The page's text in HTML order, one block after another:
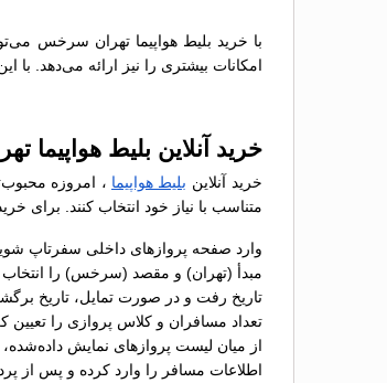
با خرید بلیط هواپیما تهران سرخس
امکانات بیشتری را نیز ارائه می‌دهد.
خرید آنلاین بلیط
خرید آنلاین بلیط هواپیما ، امروزه
متناسب با نیاز خود انتخاب کنند. برای
وارد صفحه پروازهای داخلی سفرتاپ
مبدأ (تهران) و مقصد (سرخس) را انتخاب
تاریخ رفت و در صورت تمایل، تاریخ
تعداد مسافران و کلاس پروازی را
از میان لیست پروازهای نمایش
اطلاعات مسافر را وارد کرده و پس از